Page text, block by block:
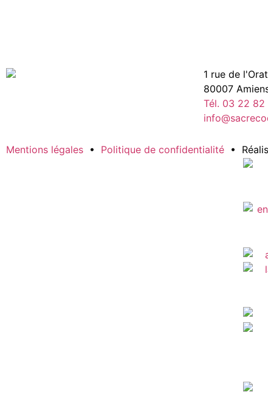
1 rue de
80007
Tél. 03 22 82
Mentions légales • Politique de confidentialité •